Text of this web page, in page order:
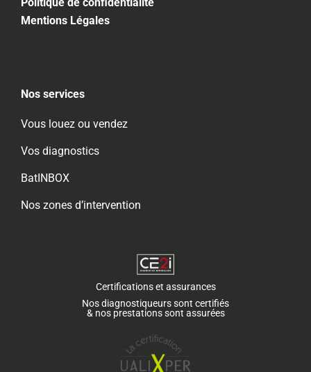
Mentions Légales
Nos services
Vous louez ou vendez
Vos diagnostics
BatINBOX
Nos zones d’intervention
Certifications et assurances
Nos diagnostiqueurs sont certifiés
& nos prestations sont assurées